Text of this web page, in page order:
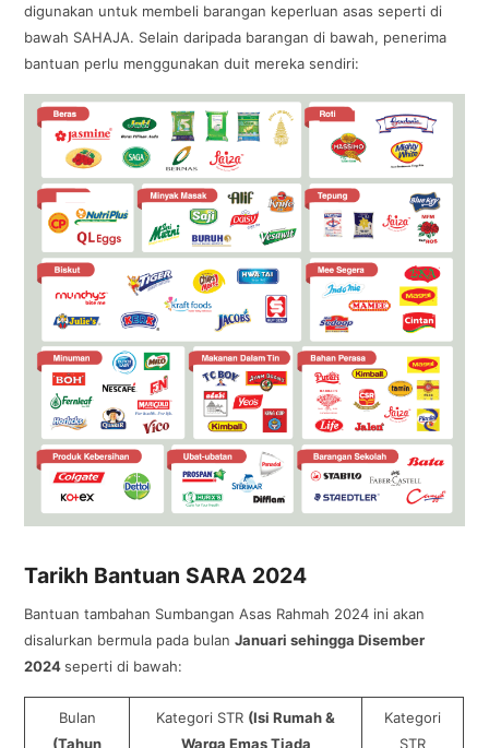
digunakan untuk membeli barangan keperluan asas seperti di
bawah SAHAJA. Selain daripada barangan di bawah, penerima
bantuan perlu menggunakan duit mereka sendiri:
Tarikh Bantuan SARA 2024
Bantuan tambahan Sumbangan Asas Rahmah 2024 ini akan
disalurkan bermula pada bulanJanuari sehingga Disember
2024seperti di bawah:
Bulan
(Tahun
Kategori STR (Isi Rumah &
Warga Emas Tiada
Kategori
STR